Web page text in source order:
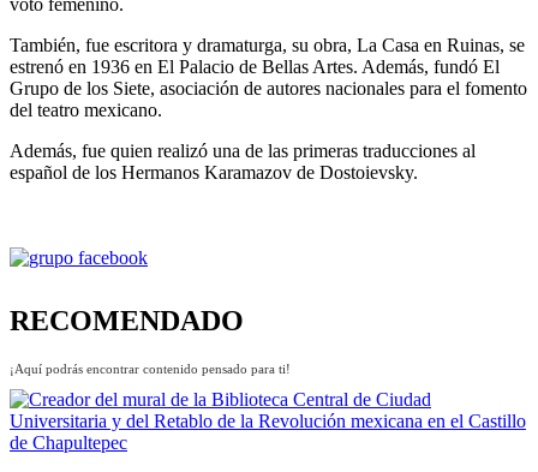
También, fue escritora y dramaturga, su obra, La Casa en Ruinas, se
estrenó en 1936 en El Palacio de Bellas Artes. Además, fundó El
Grupo de los Siete, asociación de autores nacionales para el fomento
del teatro mexicano.
Además, fue quien realizó una de las primeras traducciones al
español de los Hermanos Karamazov de Dostoievsky.
RECOMENDADO
¡Aquí podrás encontrar contenido pensado para ti!